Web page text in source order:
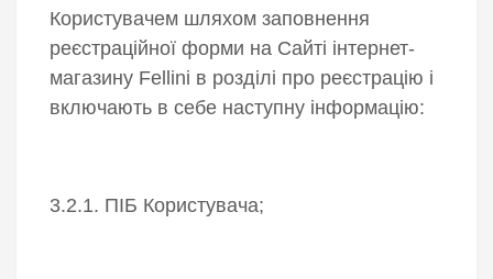
Користувачем шляхом заповнення
реєстраційної форми на Сайті інтернет-
магазину Fellini в розділі про реєстрацію і
включають в себе наступну інформацію:
3.2.1. ПІБ Користувача;